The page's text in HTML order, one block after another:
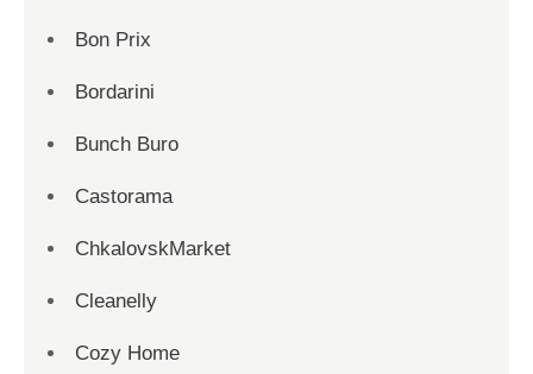
Bon Prix
Bordarini
Bunch Buro
Castorama
ChkalovskMarket
Cleanelly
Cozy Home